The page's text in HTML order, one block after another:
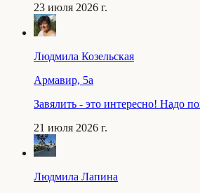
23 июля 2026 г.
Людмила Козельская
Армавир, 5a
Завялить - это интересно! Надо
21 июля 2026 г.
Людмила Лапина